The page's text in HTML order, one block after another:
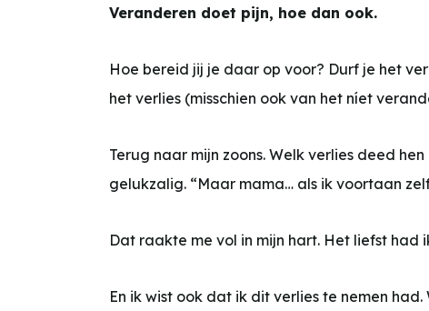
Veranderen doet pijn, hoe dan ook.
Hoe bereid jij je daar op voor? Durf je het
het verlies (misschien ook van het níet
Terug naar mijn zoons. Welk verlies deed
gelukzalig. “Maar mama… als ik voortaan
Dat raakte me vol in mijn hart. Het liefst
En ik wist ook dat ik dit verlies te nemen